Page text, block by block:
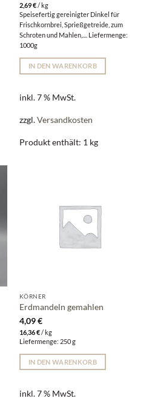
2,69€/ kg
Speisefertig gereinigter Dinkel für
Frischkornbrei, Sprießgetreide, zum
Schroten und Mahlen,.... Liefermenge:
1000g
IN DEN WARENKORB
inkl. 7 % MwSt.
zzgl.Versandkosten
Produkt enthält: 1 kg
KÖRNER
Erdmandeln gemahlen
4,09€
16,36€/ kg
Liefermenge: 250 g
IN DEN WARENKORB
inkl. 7 % MwSt.